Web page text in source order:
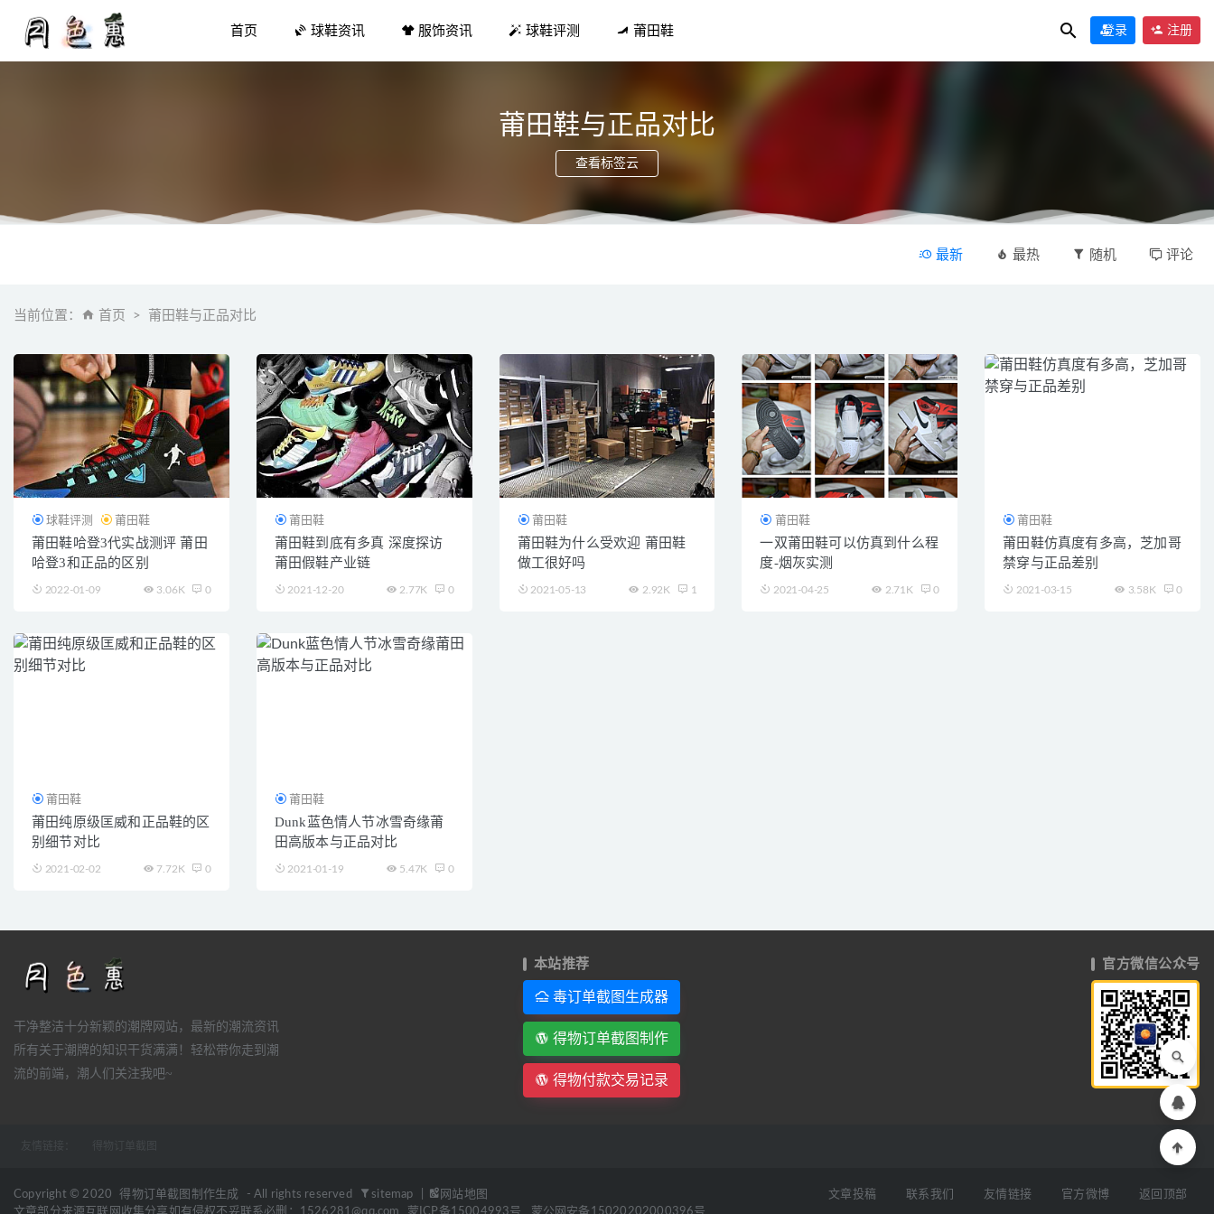
首页 球鞋资讯 服饰资讯 球鞋评测 莆田鞋 登录 注册
莆田鞋与正品对比
查看标签云
最新 最热 随机 评论
当前位置： 首页 莆田鞋与正品对比
球鞋评测 莆田鞋
莆田鞋哈登3代实战测评 莆田
哈登3和正品的区别
2022-01-09 3.06K 0
莆田鞋
莆田鞋到底有多真 深度探访
莆田假鞋产业链
2021-12-20 2.77K 0
莆田鞋
莆田鞋为什么受欢迎 莆田鞋
做工很好吗
2021-05-13 2.92K 1
莆田鞋
一双莆田鞋可以仿真到什么程
度-烟灰实测
2021-04-25 2.71K 0
莆田鞋
莆田鞋仿真度有多高，芝加哥
禁穿与正品差别
2021-03-15 3.58K 0
莆田鞋
莆田纯原级匡威和正品鞋的区
别细节对比
2021-02-02 7.72K 0
莆田鞋
Dunk蓝色情人节冰雪奇缘莆
田高版本与正品对比
2021-01-19 5.47K 0
干净整洁十分新颖的潮牌网站，最新的潮流资讯
所有关于潮牌的知识干货满满！轻松带你走到潮
流的前端，潮人们关注我吧~
本站推荐
毒订单截图生成器
得物订单截图制作
得物付款交易记录
官方微信公众号
友情链接：
Copyright © 2020 得物订单截图制作生成 - All rights reserved sitemap
网站地图
文章部分来源互联网收集分享如有侵权不妥联系必删：1526281@qq.com
蒙ICP备15004993号 蒙公网安备15020202000396号
文章投稿 联系我们 友情链接 官方微博 返回顶部
2019年，奶茶色的衣服 减龄又气质 2019-01-10